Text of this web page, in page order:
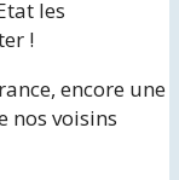
les
!
encore une
nos voisins